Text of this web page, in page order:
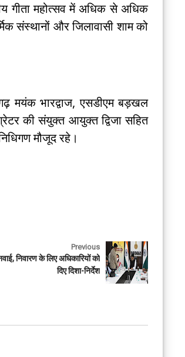
गीता महोत्सव में अधिक से अधिक
संस्थानों और जिलावासी शाम को
मयंक भारद्वाज, एसडीएम बड़खल
की संयुक्त आयुक्त द्विजा सहित
मौजूद रहे।
Previous
निवारण के लिए अधिकारियों को
दिए दिशा-निर्देश